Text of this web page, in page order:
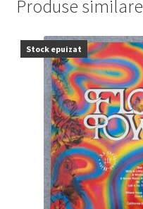
Produse similare
Stock epuizat